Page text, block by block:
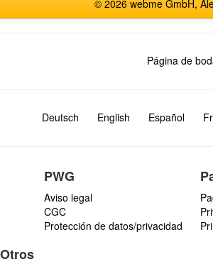
© 2026 webme GmbH,
Página de
Deutsch English Español
PWG
Aviso legal
CGC
Protección de datos/privacidad
Otros